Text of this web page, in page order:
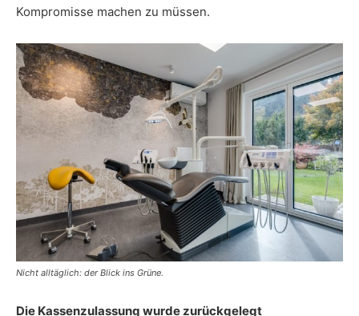
Kompromisse machen zu müssen.
Nicht alltäglich: der Blick ins Grüne.
Die Kassenzulassung wurde zurückgelegt